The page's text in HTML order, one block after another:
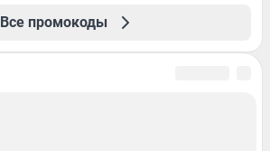
Все промокоды